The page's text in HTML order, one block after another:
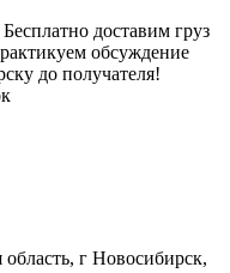
доставим груз
обсуждение
до получателя!
г Новосибирск,